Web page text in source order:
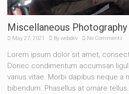
Miscellaneous Photography
May 27, 2021 By webdev No Comments
Lorem ipsum dolor sit amet,
Donec condimentum accumsan
varius vitae. Morbi dapibus neque a
bibendum. Phasellus at ornare